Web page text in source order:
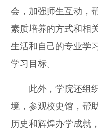
会，加强师生互动，
素质培养的方式和相
生活和自己的专业学
学习目标。
此外，学院还组织
境，参观校史馆，帮
历史和辉煌办学成就